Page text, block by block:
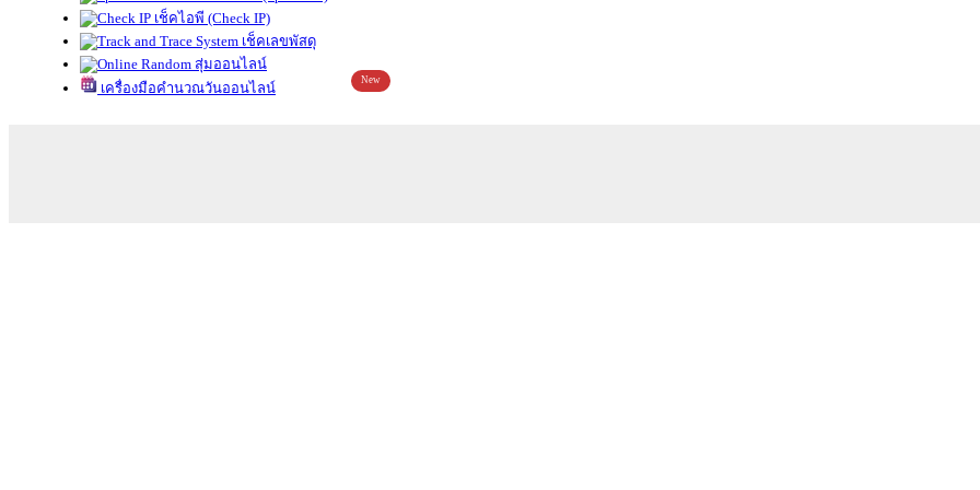
เช็คไอพี (Check IP)
เช็คเลขพัสดุ
สุ่มออนไลน์
เครื่องมือคำนวณวันออนไลน์
New